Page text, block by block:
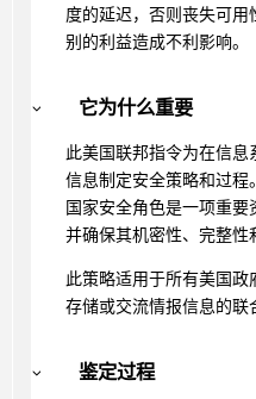
度的延迟，否则丧失可
别的利益造成不利影响。
它为什么重要
此美国联邦指令为在信
信息制定安全策略和过
国家安全角色是一项重
并确保其机密性、完整性
此策略适用于所有美国政
存储或交流情报信息的联
鉴定过程